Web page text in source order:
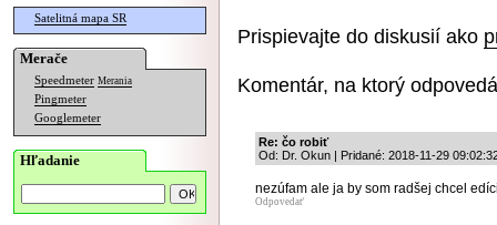
Satelitná mapa SR
Merače
Speedmeter Merania
Pingmeter
Googlemeter
Hľadanie
Prispievajte do diskusií ako
Komentár, na ktorý
Re: čo robiť
Od: Dr. Okun | Pridané: 2018-11-29
nezúfam ale ja by som radšej chcel
Odpovedať